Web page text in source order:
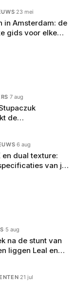
·23 mei
in Amsterdam: de
gids voor elke
·7 aug
de
·6 aug
en dual texture:
van je
·5 aug
na de stunt van
liggen Leal en
·21 jul